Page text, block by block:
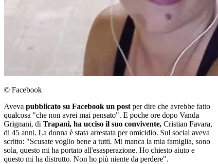
© Facebook
Aveva pubblicato su Facebook un post per dire che avrebbe fatto
qualcosa "che non avrei mai pensato". E poche ore dopo Vanda
Grignani, di Trapani, ha ucciso il suo convivente, Cristian Favara,
di 45 anni. La donna è stata arrestata per omicidio. Sul social aveva
scritto: "Scusate voglio bene a tutti. Mi manca la mia famiglia, sono
sola, questo mi ha portato all'esasperazione. Ho chiesto aiuto e
questo mi ha distrutto. Non ho più niente da perdere".